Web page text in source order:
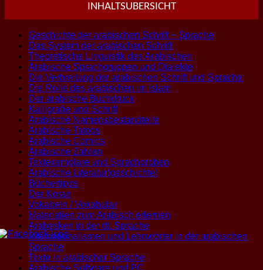
INHALTSUBERSICHT
Geschichte der arabischen Schrift + Sprache
Das System der arabischen Schrift
Theoretische Linguistik des Arabischen
Arabische Sprachgruppen und Dialekte
Die Verbreitung der arabischen Schrift und Sprache
Die Rolle des arabischen im Islam
Der arabische Buchdruck
Kalligrafie und Schrift
Arabische Namensbestandteile
Arabische Tatoos
Arabische Comics
Arabische Zahlen
Textexemplare und Sprachproben
Arabische Literatur(geschichte)
Büchertipps
Der Koran
Vokabeln / Vokabular
Materialien zum Arabisch erlernen
Arabesken in der dt. Sprache
Internationalismen und Lehnwörter in der arabischen
Sprache
Texte in arabischer Sprache